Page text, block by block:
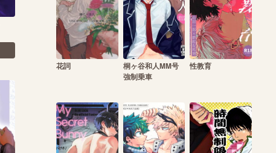
花詞
桐ヶ谷和人MM号
強制乗車
性教育